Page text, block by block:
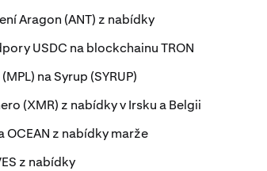
Aragon (ANT) z nabídky
USDC na blockchainu TRON
na Syrup (SYRUP)
(XMR) z nabídky v Irsku a Belgii
OCEAN z nabídky marže
z nabídky